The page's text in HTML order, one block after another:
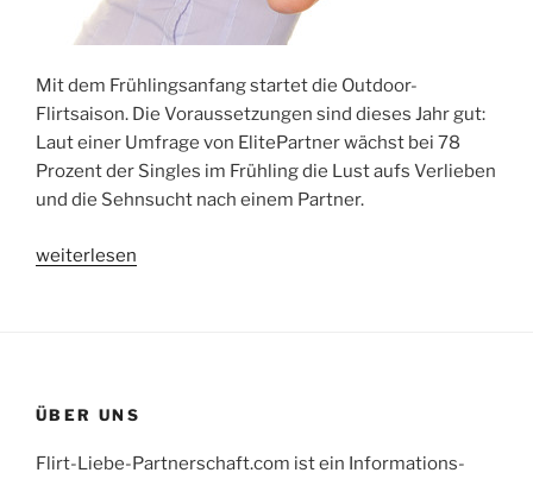
Mit dem Frühlingsanfang startet die Outdoor-
Flirtsaison. Die Voraussetzungen sind dieses Jahr gut:
Laut einer Umfrage von ElitePartner wächst bei 78
Prozent der Singles im Frühling die Lust aufs Verlieben
und die Sehnsucht nach einem Partner.
„Frühling
Flirt-
Saison“
weiterlesen
ÜBER UNS
Flirt-Liebe-Partnerschaft.com ist ein Informations-